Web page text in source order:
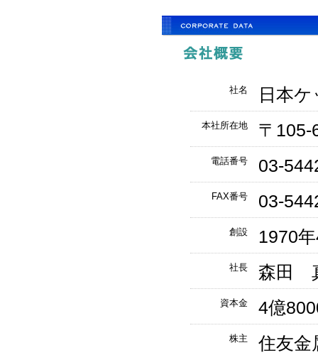
社名 日本
本社所在地 〒105-
電話番号 03-
FAX番号 03-
創設 1970
社長 森田
資本金 4億
株主
住友金